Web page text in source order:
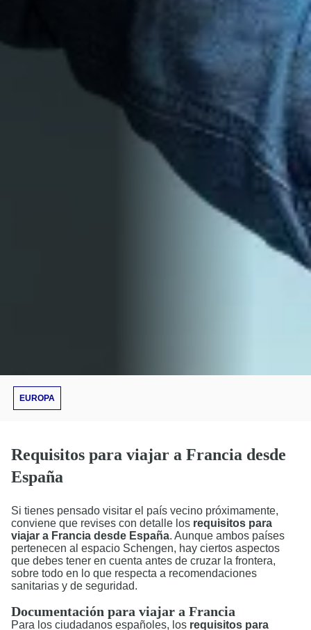
EUROPA
Requisitos para viajar a Francia desde
España​
Si tienes pensado visitar el país vecino próximamente,
conviene que revises con detalle los requisitos para
viajar a Francia desde España. Aunque ambos países
pertenecen al espacio Schengen, hay ciertos aspectos
que debes tener en cuenta antes de cruzar la frontera,
sobre todo en lo que respecta a recomendaciones
sanitarias y de seguridad.
Documentación para viajar a Francia
Para los ciudadanos españoles, los requisitos para